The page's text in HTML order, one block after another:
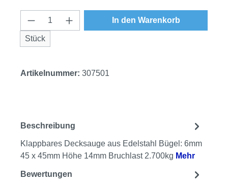
Produkt Anzahl: Gib den gewünschten
Stück
In den Warenkorb
Artikelnummer: 307501
Beschreibung
Klappbares Decksauge aus Edelstahl Bügel: 6mm
45 x 45mm Höhe 14mm Bruchlast 2.700kg Mehr
Bewertungen